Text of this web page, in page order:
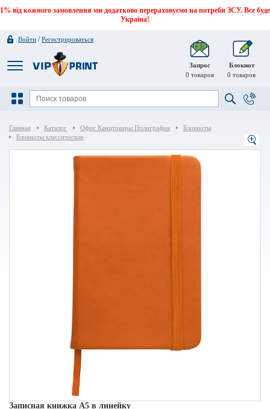
1% від кожного замовлення ми додатково перераховуємо на потреби ЗСУ. Все буде
Україна!
Войти /Регистрироваться
Запрос
0 товаров
Блокнот
0 товаров
Главная Каталог Офис Канцтовары Полиграфия
Блокноты
Блокноты классические
Записная книжка A5 в линейку